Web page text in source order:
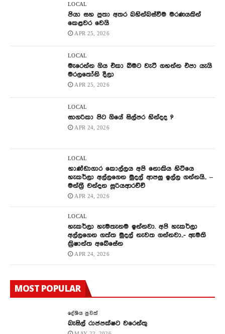
LOCAL
පියා සහ පුතා අතර බහින්බස්වීම මරණයකින්
කෙළවර වෙයි
APR 25, 2026
LOCAL
මැරෙන්න ගිය එකා බිමට වැටී ගහන්න එපා යැයි
මරලතෝනි දීලා
APR 25, 2026
LOCAL
සාගරිකා පිට ගියේ සිල්පර හින්දද ?
APR 24, 2026
LOCAL
භාණ්ඩාගාර කොල්ලය අපි නොකිය හිටියෙ
හැකර්ලා අල්ලගෙන මුදල් ආපසු ඉල්ල ගන්නයි.. –
මන්ත්‍රී චන්දන සූරියආරච්චි
APR 24, 2026
LOCAL
හැකර්ලා හැමතැනම ඉන්නවා. අපි හැකර්ලා
අල්ලගෙන ගත්ත මුදල් නැවත ගන්නවා..- ඇමති
ක්‍රිෂාන්ත අබේසේන
APR 24, 2026
MOST POPULAR
දේශිය පුවත්
බැසිල් රාජපක්ෂට වරෙන්තු